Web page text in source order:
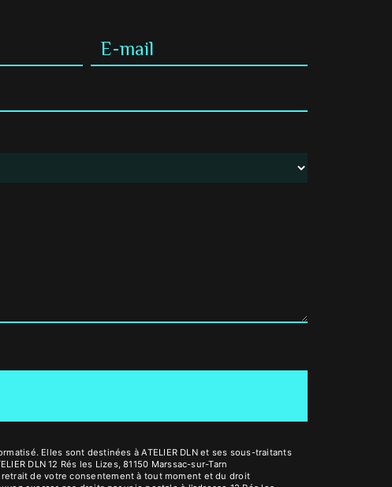
Elles sont destinées à ATELIER DLN et ses sous-traitants
DLN 12 Rés les Lizes, 81150 Marssac-sur-Tarn
de votre consentement à tout moment et du droit